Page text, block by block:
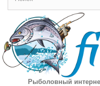
Рыболовный